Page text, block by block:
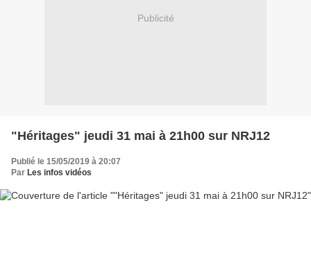
Publicité
"Héritages" jeudi 31 mai à 21h00 sur NRJ12
Publié le 15/05/2019 à 20:07
Par Les infos vidéos